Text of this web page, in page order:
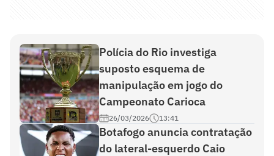
Polícia do Rio investiga
suposto esquema de
manipulação em jogo do
Campeonato Carioca
26/03/2026 13:41
Botafogo anuncia contratação
do lateral-esquerdo Caio